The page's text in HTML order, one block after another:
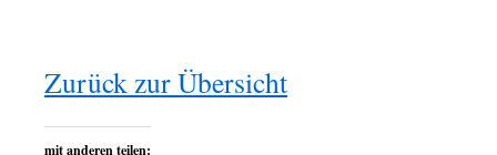
Zurück zur Übersicht
mit anderen teilen: